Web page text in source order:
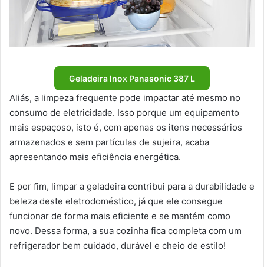
Geladeira Inox Panasonic 387 L
Aliás, a limpeza frequente pode impactar até mesmo no
consumo de eletricidade. Isso porque um equipamento
mais espaçoso, isto é, com apenas os itens necessários
armazenados e sem partículas de sujeira, acaba
apresentando mais eficiência energética.
E por fim, limpar a geladeira contribui para a durabilidade e
beleza deste eletrodoméstico, já que ele consegue
funcionar de forma mais eficiente e se mantém como
novo. Dessa forma, a sua cozinha fica completa com um
refrigerador bem cuidado, durável e cheio de estilo!